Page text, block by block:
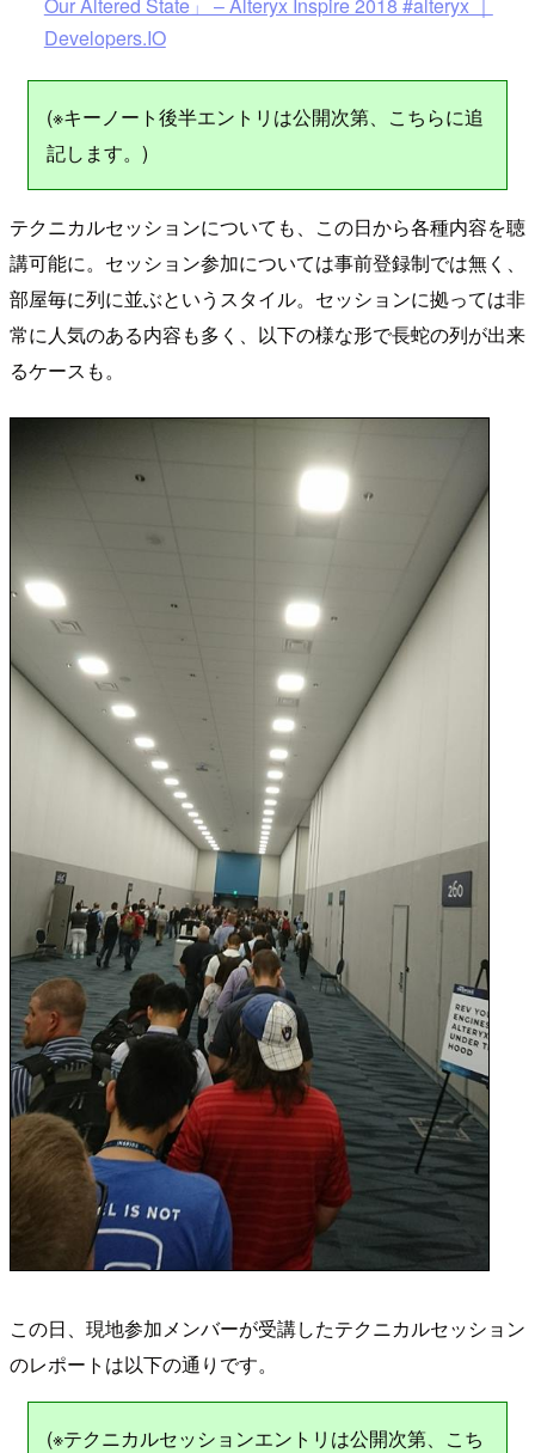
Developers.IO
(※キーノート後半エントリは公開次第、こちらに追
記します。)
テクニカルセッションについても、この日から各種内容を聴
講可能に。セッション参加については事前登録制では無く、
部屋毎に列に並ぶというスタイル。セッションに拠っては非
常に人気のある内容も多く、以下の様な形で長蛇の列が出来
るケースも。
この日、現地参加メンバーが受講したテクニカルセッション
のレポートは以下の通りです。
(※テクニカルセッションエントリは公開次第、こち